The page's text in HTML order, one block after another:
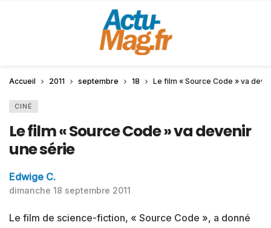
Accueil 2011 septembre 18 Le film « Source Code » va
CINÉ
Le film « Source Code » va devenir
une série
Edwige C.
dimanche 18 septembre 2011
Le film de science-fiction, « Source Code », a donné